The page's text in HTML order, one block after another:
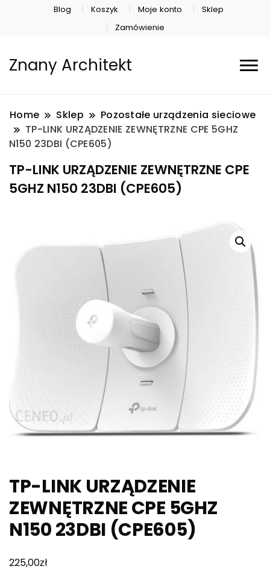
Blog Koszyk Moje konto
Sklep
Zamówienie
Znany Architekt
Home Sklep
Pozostałe urządzenia sieciowe
TP-LINK URZĄDZENIE ZEWNĘTRZNE CPE 5GHZ
N150 23DBI (CPE605)
TP-LINK URZĄDZENIE ZEWNĘTRZNE CPE
5GHZ N150 23DBI (CPE605)
TP-LINK URZĄDZENIE
ZEWNĘTRZNE CPE 5GHZ
N150 23DBI (CPE605)
225,00zł